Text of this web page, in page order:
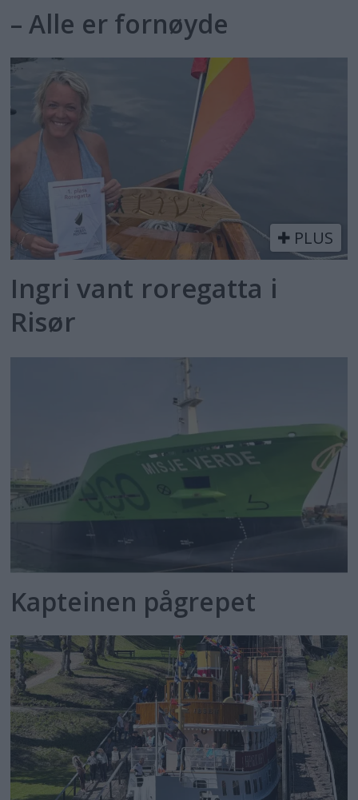
– Alle er fornøyde
PLUS
Ingri vant roregatta i
Risør
Kapteinen pågrepet